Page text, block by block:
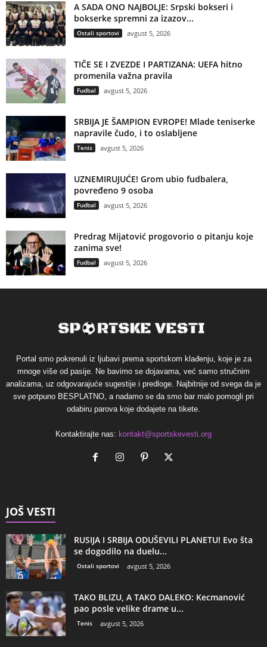
A SADA ONO NAJBOLJE: Srpski bokseri i
bokserke spremni za izazov...
Ostali sportovi avgust 5, 2026
TIČE SE I ZVEZDE I PARTIZANA: UEFA hitno
promenila važna pravila
Fudbal avgust 5, 2026
SRBIJA JE ŠAMPION EVROPE! Mlade teniserke
napravile čudo, i to oslabljene
Tenis avgust 5, 2026
UZNEMIRUJUĆE! Grom ubio fudbalera,
povređeno 9 osoba
Fudbal avgust 5, 2026
Predrag Mijatović progovorio o pitanju koje
zanima sve!
Fudbal avgust 5, 2026
Portal smo pokrenuli iz ljubavi prema sportskom klađenju, koje je za
mnoge više od pasije. Ne bavimo se dojavama, već samo stručnim
analizama, uz odgovarajuće sugestije i predloge. Najbitnije od svega da je
sve potpuno BESPLATNO, a nadamo se da smo bar malo pomogli pri
odabiru parova koje dodajete na tikete.
Kontaktirajte nas: kontakt@sportskevesti.org
JOŠ VESTI
RUSIJA I SRBIJA ODUŠEVILI PLANETU! Evo šta
se dogodilo na duelu...
Ostali sportovi avgust 5, 2026
TAKO BLIZU, A TAKO DALEKO: Kecmanović
pao posle velike drame u...
Tenis avgust 5, 2026